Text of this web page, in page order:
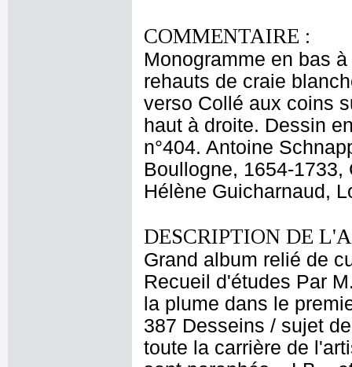
COMMENTAIRE :
Monogramme en bas
rehauts de craie
verso Collé aux coins
haut à droite. Dessin
n°404. Antoine
Boullogne, 1654-
Hélène Guicharnaud,
DESCRIPTION DE
Grand album relié de
Recueil d'études Par
la plume dans le
387 Desseins / sujet
toute la carrière de